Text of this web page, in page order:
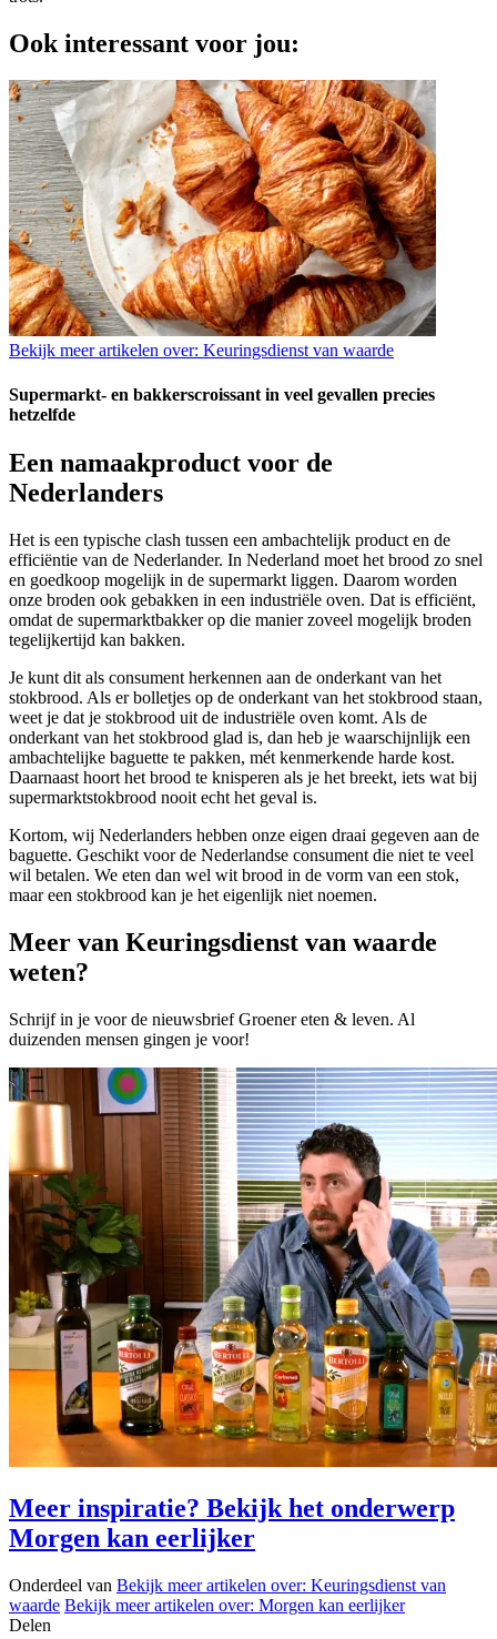
Ook interessant voor jou:
Bekijk meer artikelen over: Keuringsdienst van waarde
Supermarkt- en bakkerscroissant in veel gevallen precies
hetzelfde
Een namaakproduct voor de
Nederlanders
Het is een typische clash tussen een ambachtelijk product en de
efficiëntie van de Nederlander. In Nederland moet het brood zo snel
en goedkoop mogelijk in de supermarkt liggen. Daarom worden
onze broden ook gebakken in een industriële oven. Dat is efficiënt,
omdat de supermarktbakker op die manier zoveel mogelijk broden
tegelijkertijd kan bakken.
Je kunt dit als consument herkennen aan de onderkant van het
stokbrood. Als er bolletjes op de onderkant van het stokbrood staan,
weet je dat je stokbrood uit de industriële oven komt. Als de
onderkant van het stokbrood glad is, dan heb je waarschijnlijk een
ambachtelijke baguette te pakken, mét kenmerkende harde kost.
Daarnaast hoort het brood te knisperen als je het breekt, iets wat bij
supermarktstokbrood nooit echt het geval is.
Kortom, wij Nederlanders hebben onze eigen draai gegeven aan de
baguette. Geschikt voor de Nederlandse consument die niet te veel
wil betalen. We eten dan wel wit brood in de vorm van een stok,
maar een stokbrood kan je het eigenlijk niet noemen.
Meer van Keuringsdienst van waarde
weten?
Schrijf in je voor de nieuwsbrief Groener eten & leven. Al
duizenden mensen gingen je voor!
Meer inspiratie? Bekijk het onderwerp
Morgen kan eerlijker
Onderdeel van Bekijk meer artikelen over: Keuringsdienst van
waarde Bekijk meer artikelen over: Morgen kan eerlijker
Delen